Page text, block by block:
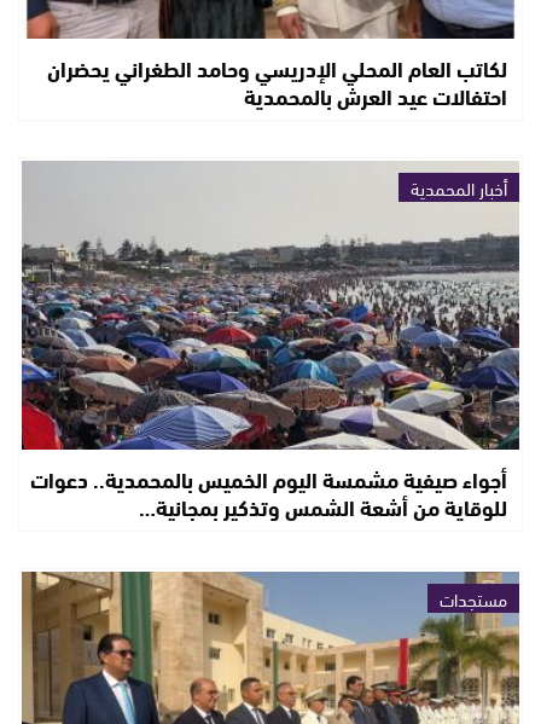
لكاتب العام المحلي الإدريسي وحامد الطغراني يحضران
احتفالات عيد العرش بالمحمدية
أخبار المحمدية
أجواء صيفية مشمسة اليوم الخميس بالمحمدية.. دعوات
للوقاية من أشعة الشمس وتذكير بمجانية…
مستجدات